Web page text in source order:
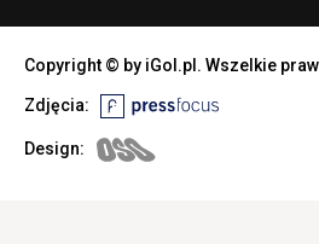
Copyright © by iGol.pl. Wszelkie
Zdjęcia:
Design: